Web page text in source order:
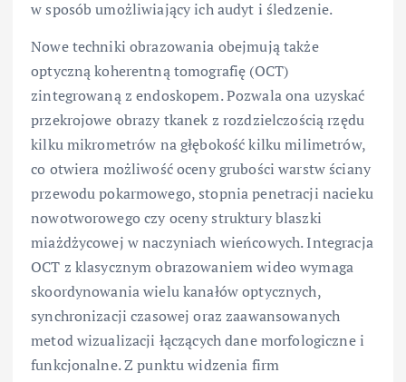
w sposób umożliwiający ich audyt i śledzenie.
Nowe techniki obrazowania obejmują także
optyczną koherentną tomografię (OCT)
zintegrowaną z endoskopem. Pozwala ona uzyskać
przekrojowe obrazy tkanek z rozdzielczością rzędu
kilku mikrometrów na głębokość kilku milimetrów,
co otwiera możliwość oceny grubości warstw ściany
przewodu pokarmowego, stopnia penetracji nacieku
nowotworowego czy oceny struktury blaszki
miażdżycowej w naczyniach wieńcowych. Integracja
OCT z klasycznym obrazowaniem wideo wymaga
skoordynowania wielu kanałów optycznych,
synchronizacji czasowej oraz zaawansowanych
metod wizualizacji łączących dane morfologiczne i
funkcjonalne. Z punktu widzenia firm